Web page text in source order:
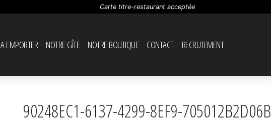
Carte titre-restaurant acceptée
A EMPORTER NOTRE GÎTE NOTRE BOUTIQUE CONTACT RECRUTEMENT
90248EC1-6137-4299-8EF9-705012B2D06B